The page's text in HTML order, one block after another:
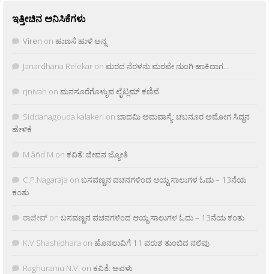
ಇತ್ತೀಚಿನ ಅನಿಸಿಕೆಗಳು
Viren on ಹುಣಸೆ ಹುಳಿ ಅನ್ನ
Janardhana Relekar on ಮರದ ನೆರಳನು ಮರವೇ ನುಂಗಿ ಹಾಕಿದಾಗ…
rjnivah on ಮನಸೂರೆಗೊಳ್ಳುವ ಲೈಟ್ಲಮ್ ಕಣಿವೆ
Siddanagouda kalakeri on ಬಾದಮಿ ಅಮವಾಸ್ಯೆ: ಚಬನೂರ ಅಮೋಗ ಸಿದ್ದನ
ಹೇಳಿಕೆ
M âñd M on ಕವಿತೆ: ಜೀವನ ಜ್ಯೋತಿ
C.P.Nagaraja on ಬಸವಣ್ಣನ ವಚನಗಳಿಂದ ಆಯ್ದ ಸಾಲುಗಳ ಓದು – 13ನೆಯ
ಕಂತು
ರಾಜೀವ್ on ಬಸವಣ್ಣನ ವಚನಗಳಿಂದ ಆಯ್ದ ಸಾಲುಗಳ ಓದು – 13ನೆಯ ಕಂತು
K.V Shashidhara on ಹೊನಲುವಿಗೆ 11 ವರುಶ ತುಂಬಿದ ನಲಿವು
Raghuramu N.V. on ಕವಿತೆ: ಅವಳು